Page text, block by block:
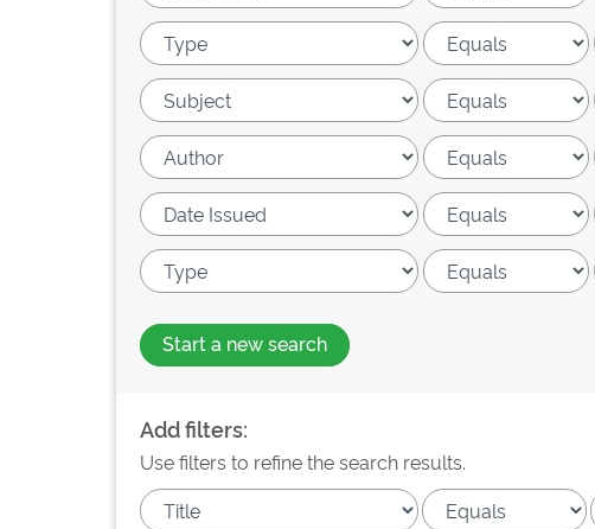
Start a new search
Add filters:
Use filters to refine the search results.